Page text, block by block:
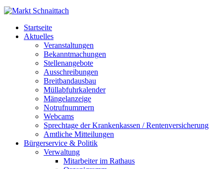
Startseite
Aktuelles
Veranstaltungen
Bekanntmachungen
Stellenangebote
Ausschreibungen
Breitbandausbau
Müllabfuhrkalender
Mängelanzeige
Notrufnummern
Webcams
Sprechtage der Krankenkassen / Rentenversicherung
Amtliche Mitteilungen
Bürgerservice & Politik
Verwaltung
Mitarbeiter im Rathaus